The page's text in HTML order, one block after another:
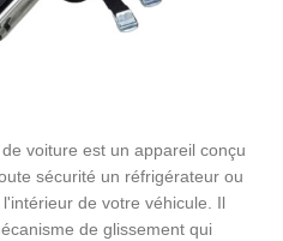
voiture est un appareil conçu
sécurité un réfrigérateur ou
de votre véhicule. Il
de glissement qui